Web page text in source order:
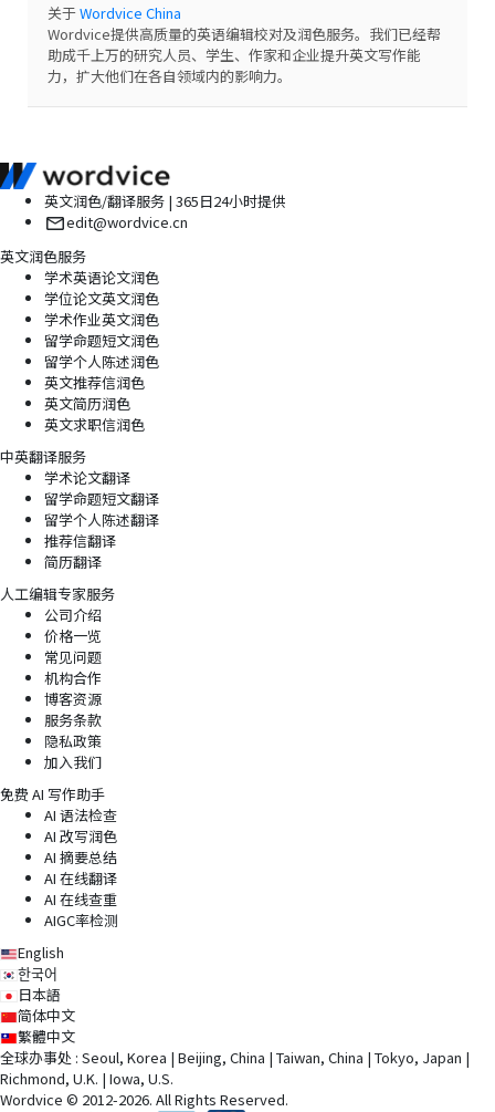
关于Wordvice China
Wordvice提供高质量的英语编辑校对及润色服务。我们已经帮
助成千上万的研究人员、学生、作家和企业提升英文写作能
力，扩大他们在各自领域内的影响力。
英文润色/翻译服务 | 365日24小时提供
edit@wordvice.cn
英文润色服务
学术英语论文润色
学位论文英文润色
学术作业英文润色
留学命题短文润色
留学个人陈述润色
英文推荐信润色
英文简历润色
英文求职信润色
中英翻译服务
学术论文翻译
留学命题短文翻译
留学个人陈述翻译
推荐信翻译
简历翻译
人工编辑专家服务
公司介绍
价格一览
常见问题
机构合作
博客资源
服务条款
隐私政策
加入我们
免费 AI 写作助手
AI 语法检查
AI 改写润色
AI 摘要总结
AI 在线翻译
AI 在线查重
AIGC率检测
English
한국어
日本語
简体中文
繁體中文
全球办事处 : Seoul, Korea | Beijing, China | Taiwan, China | Tokyo, Japan |
Richmond, U.K. | Iowa, U.S.
Wordvice © 2012-2026. All Rights Reserved.